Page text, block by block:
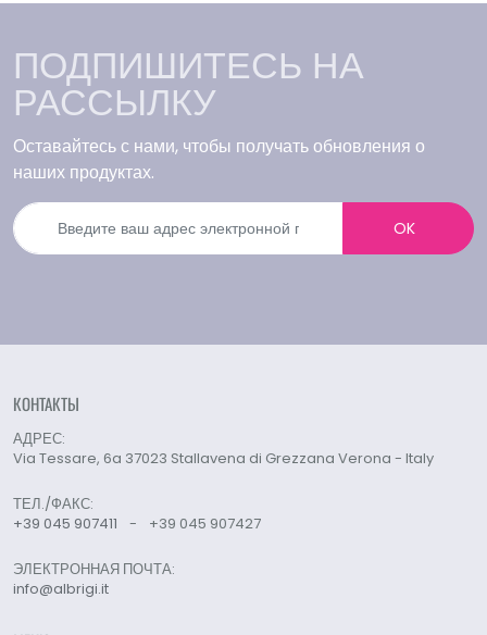
ПОДПИШИТЕСЬ НА
РАССЫЛКУ
Оставайтесь с нами, чтобы получать обновления о
наших продуктах.
OK
КОНТАКТЫ
АДРЕС:
Via Tessare, 6a 37023 Stallavena di Grezzana Verona - Italy
ТЕЛ./ФАКС:
+39 045 907411
- +39 045 907427
ЭЛЕКТРОННАЯ ПОЧТА:
info@albrigi.it